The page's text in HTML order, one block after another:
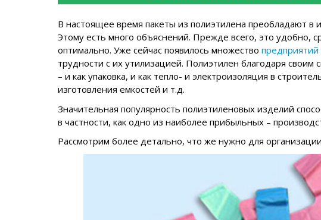
В настоящее время пакеты из полиэтилена преобладают в
Этому есть много объяснений. Прежде всего, это удобно,
оптимально. Уже сейчас появилось множество предприятий
трудности с их утилизацией. Полиэтилен благодаря
– и как упаковка, и как тепло- и электроизоляция в
изготовления емкостей и т.д.
Значительная популярность полиэтиленовых изделий
в частности, как одно из наиболее прибыльных –
Рассмотрим более детально, что же нужно для